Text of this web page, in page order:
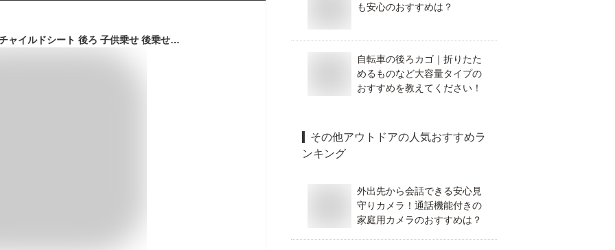
自転車 レインカバー チャイルドシート 後ろ 子供乗せ 後乗せ リアシート 雨カバー ＼ ビッケ bikke パナソニック ギュット クルーム ハイディー ogk ヤマハ pas グランディア ブリジストン 対応 レインカバー／人気 おしゃれ おすすめ 雨除 防風 紫外線防止
も安心のおすすめは？
自転車の後ろカゴ｜折りたた
めるものなど大容量タイプの
おすすめを教えてください！
その他アウトドアの人気おすすめラ
ンキング
外出先から会話できる安心見
守りカメラ！通話機能付きの
家庭用カメラのおすすめは？